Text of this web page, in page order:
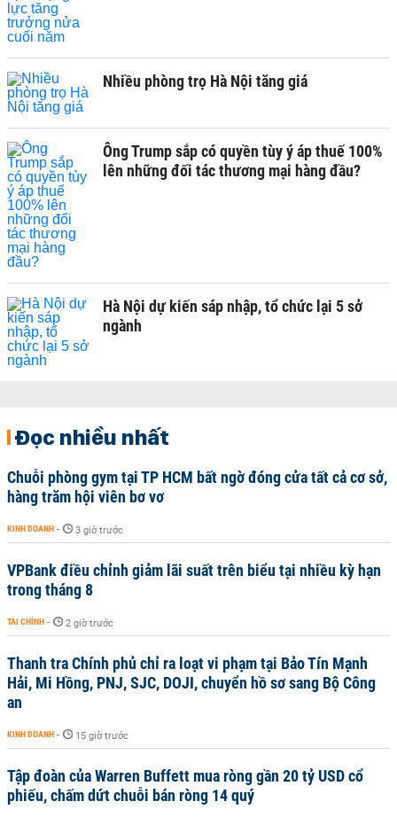
Nhiều phòng trọ Hà Nội tăng giá
Ông Trump sắp có quyền tùy ý áp thuế 100%
lên những đối tác thương mại hàng đầu?
Hà Nội dự kiến sáp nhập, tổ chức lại 5 sở
ngành
Đọc nhiều nhất
Chuỗi phòng gym tại TP HCM bất ngờ đóng cửa tất cả cơ sở,
hàng trăm hội viên bơ vơ
KINH DOANH - 3 giờ trước
VPBank điều chỉnh giảm lãi suất trên biểu tại nhiều kỳ hạn
trong tháng 8
TÀI CHÍNH - 2 giờ trước
Thanh tra Chính phủ chỉ ra loạt vi phạm tại Bảo Tín Mạnh
Hải, Mi Hồng, PNJ, SJC, DOJI, chuyển hồ sơ sang Bộ Công
an
KINH DOANH - 15 giờ trước
Tập đoàn của Warren Buffett mua ròng gần 20 tỷ USD cổ
phiếu, chấm dứt chuỗi bán ròng 14 quý